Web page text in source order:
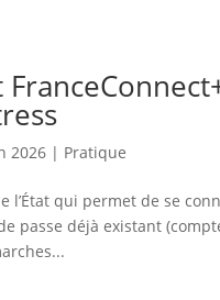
2026 | Pratique
l’État qui permet de se
passe déjà existant